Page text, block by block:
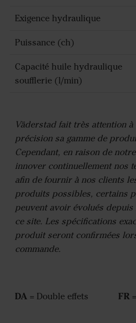
Exigence hydraulique
Puissance (ch)
Capacité huile hydraulique
soufflerie (l/min)
Väderstad fait très attention
précision sa gamme de
Cependant, en raison de
innover continuellement nos
afin de fournir à nos clients
produits possibles, certains
peuvent avoir évolués
ce site. Les spécifications
produit seront confirmées
commande.
DA = Double effets FR